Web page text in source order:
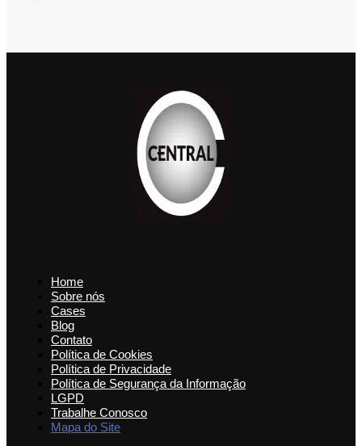
Home
Sobre nós
Cases
Blog
Contato
Política de Cookies
Política de Privacidade
Política de Segurança da Informação
LGPD
Trabalhe Conosco
Mapa do Site